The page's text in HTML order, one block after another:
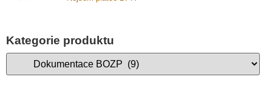
Kategorie produktu